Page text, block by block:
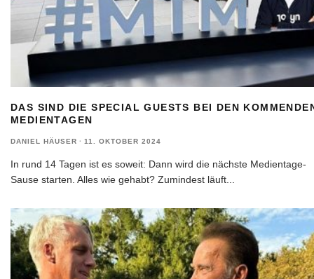
DAS SIND DIE SPECIAL GUESTS BEI DEN
MEDIENTAGEN
DANIEL HÄUSER · 11. OKTOBER 2024
In rund 14 Tagen ist es soweit: Dann wird die nächste Medientage-
Sause starten. Alles wie gehabt? Zumindest läuft